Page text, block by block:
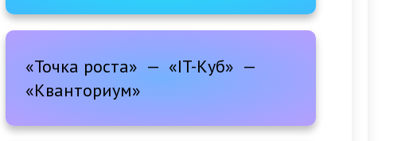
«Точка роста» — «IT-Куб» —
«Кванториум»